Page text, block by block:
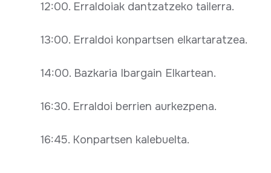
12:00. Erraldoiak dantzatzeko tailerra.
13:00. Erraldoi konpartsen elkartaratzea.
14:00. Bazkaria Ibargain Elkartean.
16:30. Erraldoi berrien aurkezpena.
16:45. Konpartsen kalebuelta.